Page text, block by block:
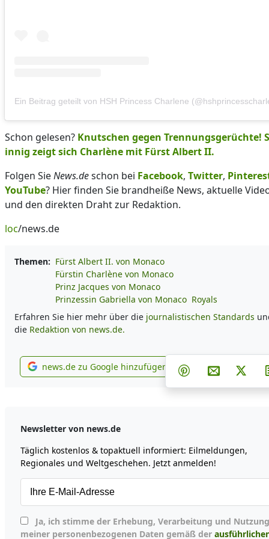
Ein Beitrag geteilt von HSH Princess Charlene
Schon gelesen? Knutschen gegen Trennungsgerüchte!
innig zeigt sich Charlène mit Fürst Albert II.
Folgen SieNews.deschon bei Facebook, Twitter,
YouTube? Hier finden Sie brandheiße News, aktuelle
und den direkten Draht zur Redaktion.
loc/news.de
Themen: Fürst Albert II. von Monaco
Fürstin Charlène von Monaco
Prinz Jacques von Monaco
Prinzessin Gabriella von Monaco Royals
Erfahren Sie hier mehr über die journalistischen Standards
die Redaktion von news.de.
news.de zu Google hinzufügen
news.de zu Google hinzufügen Teilen aufTeilen
Teilen aufPer E-Mail
Newsletter von news.de
Täglich kostenlos & topaktuell informiert: Eilmeldungen,
Regionales und Weltgeschehen. Jetzt anmelden!
meiner personenbezogenen Daten gemäß der